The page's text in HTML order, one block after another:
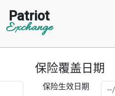
Patriot
Exchange
保险覆盖日期
保险生效日期